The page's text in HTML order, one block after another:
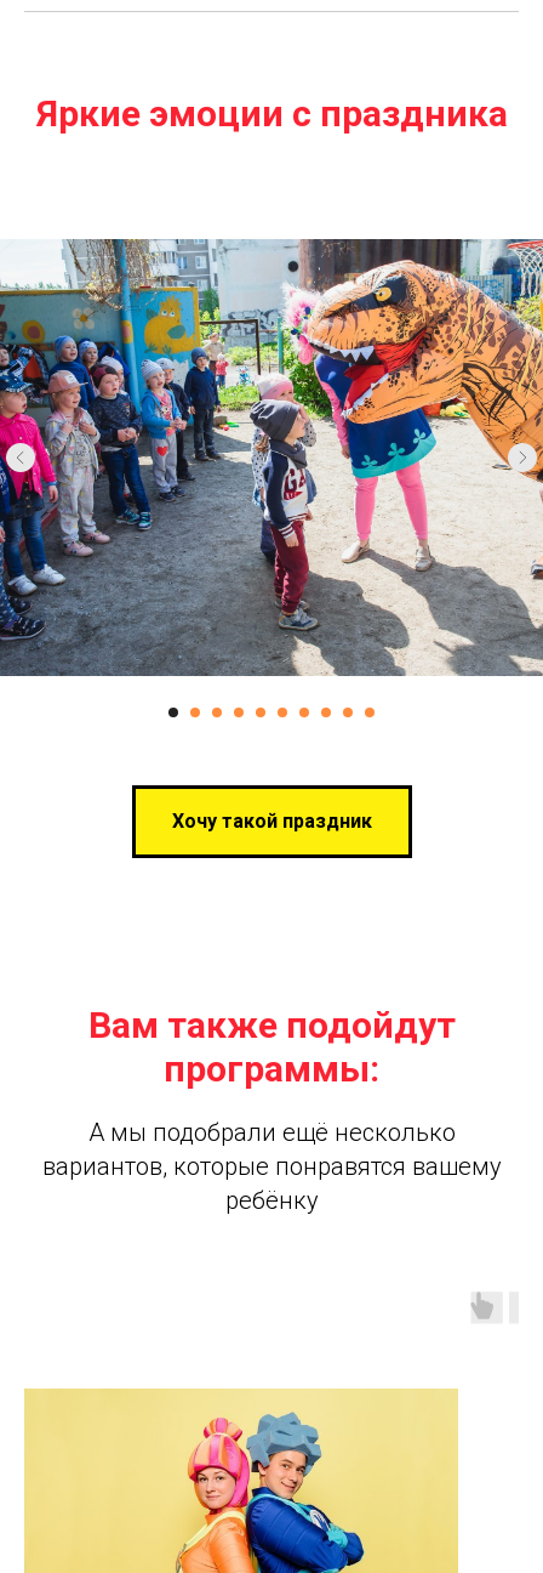
Яркие эмоции с праздника
Хочу такой праздник
Вам также подойдут
программы:
А мы подобрали ещё несколько
вариантов, которые понравятся вашему
ребёнку